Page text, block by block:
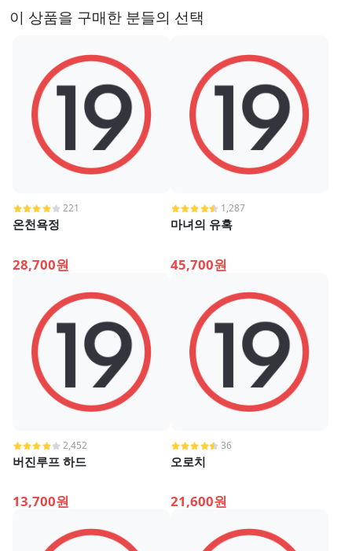
이 상품을 구매한 분들의 선택
221
온천욕정
28,700원
1,287
마녀의 유혹
45,700원
2,452
버진루프 하드
13,700원
36
오로치
21,600원